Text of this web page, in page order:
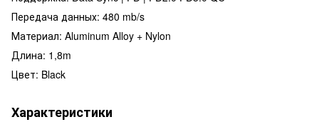
Передача данных: 480 mb/s
Материал: Aluminum Alloy + Nylon
Длина: 1,8m
Цвет: Black
Характеристики